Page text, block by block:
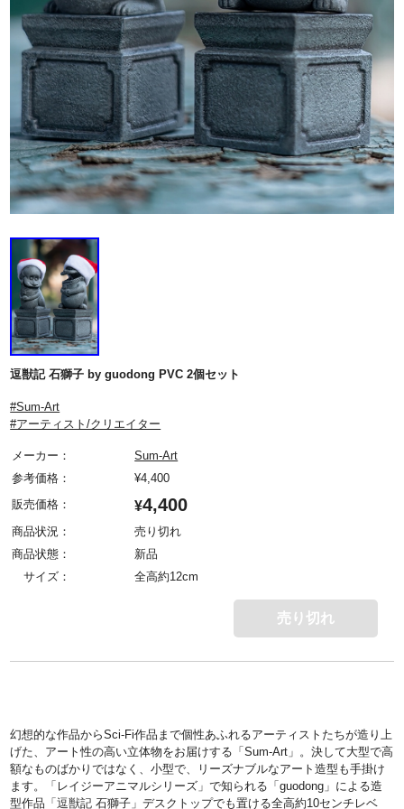
逗獣記 石獅子 by guodong PVC 2個セット
#Sum-Art
#アーティスト/クリエイター
メーカー：
Sum-Art
参考価格：
¥4,400
販売価格：
¥4,400
商品状況：
売り切れ
商品状態：
新品
サイズ：
全高約12cm
売り切れ
幻想的な作品からSci-Fi作品まで個性あふれるアーティストたちが造り上
げた、アート性の高い立体物をお届けする「Sum-Art」。決して大型で高
額なものばかりではなく、小型で、リーズナブルなアート造型も手掛け
ます。「レイジーアニマルシリーズ」で知られる「guodong」による造
型作品「逗獣記 石獅子」デスクトップでも置ける全高約10センチレベ